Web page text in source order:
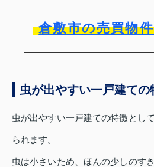
倉敷市の売買物
虫が出やすい一戸建ての
虫が出やすい一戸建ての特徴とし
られます。
虫は小さいため、ほんの少しのす